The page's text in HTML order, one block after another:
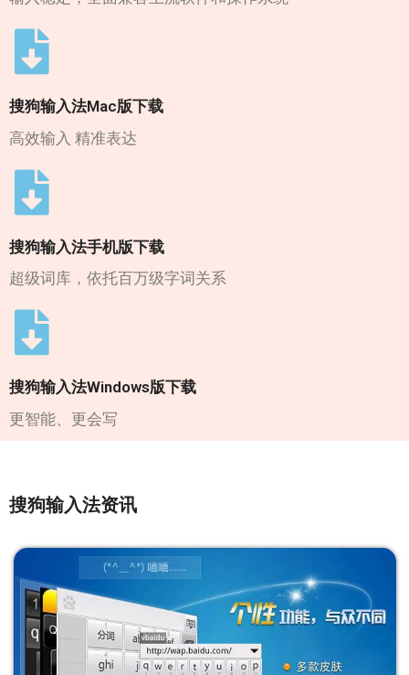
搜狗输入法Mac版下载
高效输入 精准表达
搜狗输入法手机版下载
超级词库，依托百万级字词关系
搜狗输入法Windows版下载
更智能、更会写
搜狗输入法资讯